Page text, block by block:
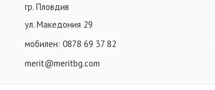
гр. Пловдив
ул. Македония 29
мобилен: 0878 69 37 82
merit@meritbg.com